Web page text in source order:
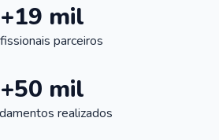
+19 mil
parceiros
+50 mil
realizados